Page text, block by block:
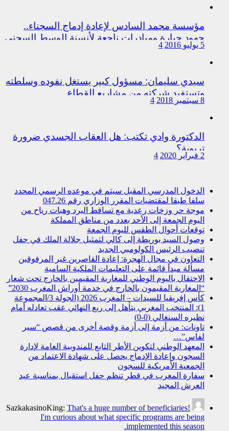
مؤسسة محمد السادس لإعادة إدماج السجناء..
جهود جبارة ومبادرات ناجعة لأنسنة الوسط السجني
5 يوليو 2016 4
سيدي سليمان: مسؤول كبير يستغل نفوده وسلطته
وتستفيد شركته من مشاريع القطاع
8 سبتمبر 2018 4
الدكتورة وادي تكتب: هل العقاب الجسدي ضرورة
تربوية؟
2 فبراير 2020 4
الدخول المدرسي المقبل سیتم في موعده الرسمي المحدد
سلفا طبقا لمقتضیات المقرر الوزاري رقم 047.26
موجة حر وزخات رعدية مع تساقط البرد وهبات رياح من
اليوم الجمعة إلى الأحد بعدد من مناطق المملكة
توقعات أحوال الطقس لليوم الجمعة
وصول السيد بوريطة إلى كالي لتمثيل جلالة الملك في حفل
تنصيب الرئيس الكولومبي الجديد
التعاون في مجال الهجرة: إعادة القاصرين غير المرفوقين
مسألة مبدأ قائمة على التعليمات الملكية السامية
الاحتفال باليوم الوطني للمغاربة المقيمين بالخارج تحت شعار
“المغاربة المقيمون بالخارج في خدمة أوراش المغرب 2030”
كأس إفريقيا للسيدات – المغرب 2026 (الجولة 3/المجموعة
1): المنتخب المغربي يتأهل إلى ربع النهائي عقب تعادله أمام
نظيره السنغالي (0-0)
تاونات: من أزمة إلى أزمة وقصة أخرى من قصص “سير
لفاس”…
المعهد الوطني لتكوين الأطر التابع للمندوبية العامة لإدارة
السجون وإعادة الإدماج يحصل على شهادة الاعتماد من
الجمعية الأمريكية للسجون
سفارة المغرب في قطر تنظم حفل استقبال بمناسبة عيد
العرش المجيد
SazkakasinoKing: That's a huge number of beneficiaries!
I'm curious about what specific programs are being
implemented this season.